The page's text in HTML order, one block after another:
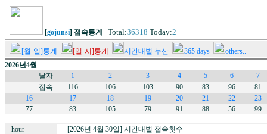
[gojunsi] 접속통계 Total:36318 Today:2
[월-일]통계 [일-시]통계 시간대별 누산 365 days
others..
2026년4월
날자
1 2 3 4 5 6
7
접속
116 106 103 90 83 96
81
16
17 18 19 20 21 22
23
77
83 105 79 91 88 56 99
hour
[2026년 4월 30일] 시간대별 접속횟수